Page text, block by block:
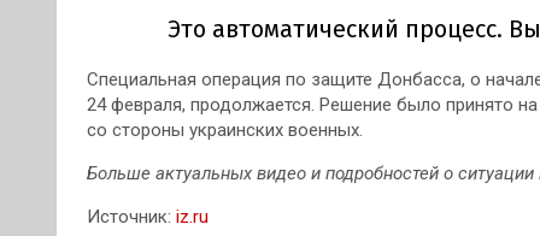
Специальная операция по защите Донбасса, о
24 февраля, продолжается. Решение было принято
со стороны украинских военных.
Больше актуальных видео и подробностей о
Источник: iz.ru